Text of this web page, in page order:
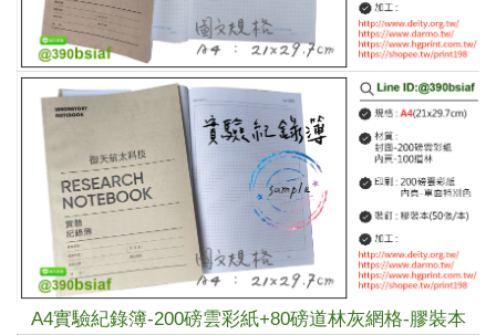
A4實驗紀錄簿-200磅雲彩紙+80磅道林灰網格-膠裝本